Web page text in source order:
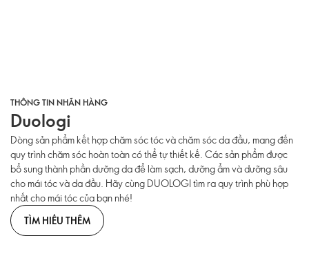
THÔNG TIN NHÃN HÀNG
Duologi
Dòng sản phẩm kết hợp chăm sóc tóc và chăm sóc da đầu, mang đến
quy trình chăm sóc hoàn toàn có thể tự thiết kế. Các sản phẩm được
bổ sung thành phần dưỡng da để làm sạch, dưỡng ẩm và dưỡng sâu
cho mái tóc và da đầu. Hãy cùng DUOLOGI tìm ra quy trình phù hợp
nhất cho mái tóc của bạn nhé!
TÌM HIỂU THÊM